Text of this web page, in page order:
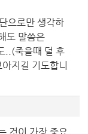
으로만 생각하
도 말씀은
..(죽을때 덜 후
지길 기도합니